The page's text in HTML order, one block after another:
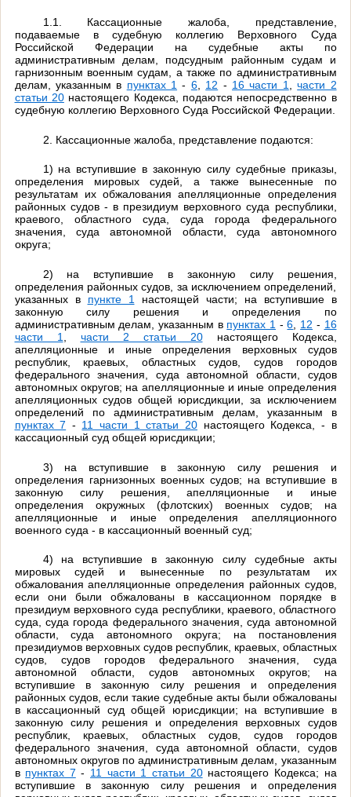
1.1. Кассационные жалоба, представление,
подаваемые в судебную коллегию Верховного Суда
Российской Федерации на судебные акты по
административным делам, подсудным районным судам и
гарнизонным военным судам, а также по административным
делам, указанным в пунктах 1 - 6, 12 - 16 части 1 ,части 2
статьи 20настоящего Кодекса, подаются непосредственно в
судебную коллегию Верховного Суда Российской Федерации.
2. Кассационные жалоба, представление подаются:
1) на вступившие в законную силу судебные приказы,
определения мировых судей, а также вынесенные по
результатам их обжалования апелляционные определения
районных судов - в президиум верховного суда республики,
краевого, областного суда, суда города федерального
значения, суда автономной области, суда автономного
округа;
2) на вступившие в законную силу решения,
определения районных судов, за исключением определений,
указанных в пункте 1
настоящей части; на вступившие в
законную силу решения и определения по
административным делам, указанным в пунктах 1 -6 12 - 16
части 1
части 2 статьи 20настоящего Кодекса,
апелляционные и иные определения верховных судов
республик, краевых, областных судов, судов городов
федерального значения, суда автономной области, судов
автономных округов; на апелляционные и иные определения
апелляционных судов общей юрисдикции, за исключением
определений по административным делам, указанным в
пунктах 7 - 11 части 1 статьи 20настоящего Кодекса, - в
кассационный суд общей юрисдикции;
3) на вступившие в законную силу решения и
определения гарнизонных военных судов; на вступившие в
законную силу решения, апелляционные и иные
определения окружных (флотских) военных судов; на
апелляционные и иные определения апелляционного
военного суда - в кассационный военный суд;
4) на вступившие в законную силу судебные акты
мировых судей и вынесенные по результатам их
обжалования апелляционные определения районных судов,
если они были обжалованы в кассационном порядке в
президиум верховного суда республики, краевого, областного
суда, суда города федерального значения, суда автономной
области, суда автономного округа; на постановления
президиумов верховных судов республик, краевых, областных
судов, судов городов федерального значения, суда
автономной области, судов автономных округов; на
вступившие в законную силу решения и определения
районных судов, если такие судебные акты были обжалованы
в кассационный суд общей юрисдикции; на вступившие в
законную силу решения и определения верховных судов
республик, краевых, областных судов, судов городов
федерального значения, суда автономной области, судов
автономных округов по административным делам, указанным
в пунктах 7 - 11 части 1 статьи 20настоящего Кодекса; на
вступившие в законную силу решения и определения